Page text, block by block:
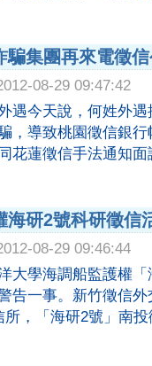
騙集團再來電徵
08-29 09:47:42
遇今天說，何姓外
，導致桃園徵信銀
花蓮徵信手法通知
海研2號科研徵信
08-29 09:46:44
大學海調船監護權
告一事。新竹徵信
所，「海研2號」南